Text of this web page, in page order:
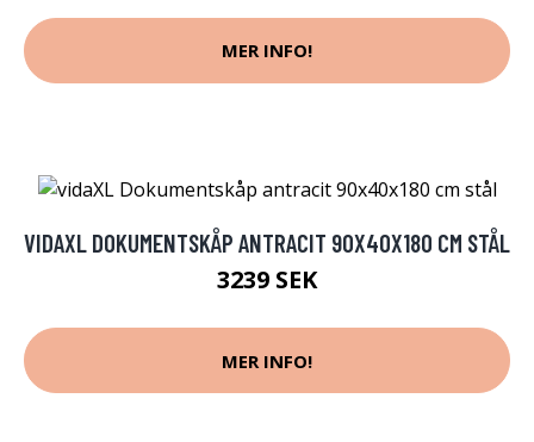
MER INFO!
VIDAXL DOKUMENTSKÅP ANTRACIT 90X40X180 CM STÅL
3239 SEK
MER INFO!